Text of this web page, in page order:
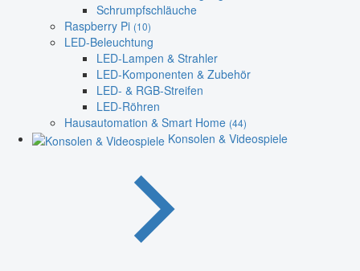
Schrumpfschläuche
Raspberry Pi (10)
LED-Beleuchtung
LED-Lampen & Strahler
LED-Komponenten & Zubehör
LED- & RGB-Streifen
LED-Röhren
Hausautomation & Smart Home (44)
Konsolen & Videospiele